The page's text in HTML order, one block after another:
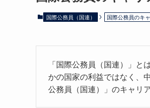
国際公務員（国連） 国際公務員のキ
「国際公務員（国連）」
かの国家の利益ではなく、
公務員（国連）」のキャリ